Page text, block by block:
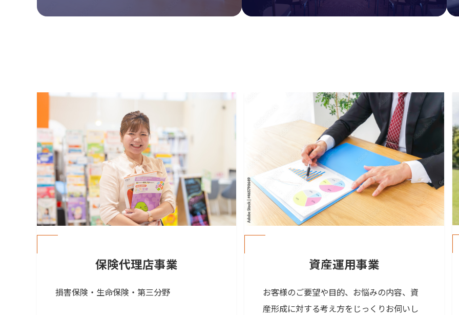
保険代理店事業
損害保険・生命保険・第三分野
資産運用事業
お客様のご要望や目的、お悩みの内容、資
産形成に対する考え方をじっくりお伺いし